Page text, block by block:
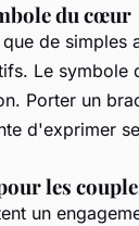
du cœur
de simples
Le
Porter un
d'exprimer
les
un